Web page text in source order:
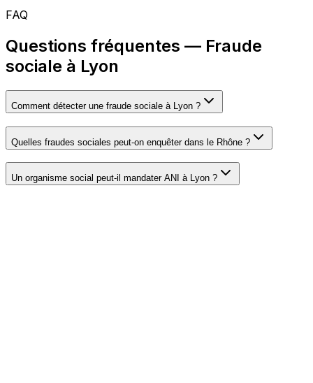
FAQ
Questions fréquentes — Fraude
sociale à Lyon
Comment détecter une fraude sociale à Lyon ?
Quelles fraudes sociales peut-on enquêter dans le Rhône ?
Un organisme social peut-il mandater ANI à Lyon ?